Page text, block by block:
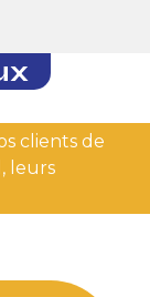
clients de
leurs